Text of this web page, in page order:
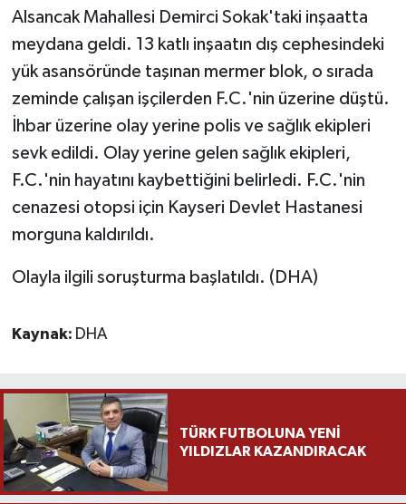
Alsancak Mahallesi Demirci Sokak'taki inşaatta
meydana geldi. 13 katlı inşaatın dış cephesindeki
yük asansöründe taşınan mermer blok, o sırada
zeminde çalışan işçilerden F.C.'nin üzerine düştü.
İhbar üzerine olay yerine polis ve sağlık ekipleri
sevk edildi. Olay yerine gelen sağlık ekipleri,
F.C.'nin hayatını kaybettiğini belirledi. F.C.'nin
cenazesi otopsi için Kayseri Devlet Hastanesi
morguna kaldırıldı.
Olayla ilgili soruşturma başlatıldı. (DHA)
Kaynak: DHA
TÜRK FUTBOLUNA YENİ
YILDIZLAR KAZANDIRACAK
AboneHaber Özel